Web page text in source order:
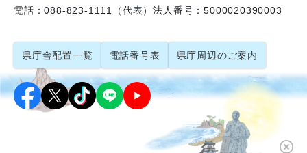
電話：088-823-1111（代表）法人番号：5000020390003
県庁舎配置一覧 電話番号表 県庁周辺のご案内